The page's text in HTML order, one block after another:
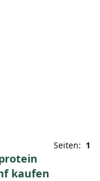
Seiten: 1
kaufen